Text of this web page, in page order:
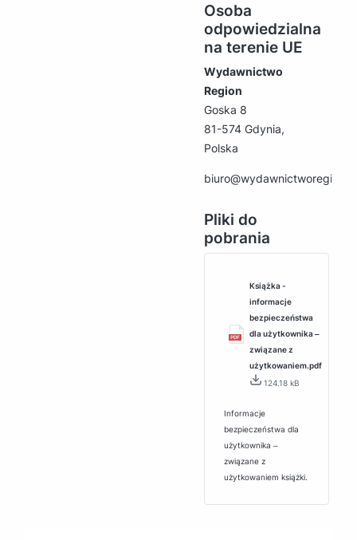
Osoba
odpowiedzialna
na terenie UE
Wydawnictwo
Region
Goska 8
81-574 Gdynia,
Polska
biuro@wydawnictworegion.pl
Pliki do
pobrania
Książka -
informacje
bezpieczeństwa
dla użytkownika ‒
związane z
użytkowaniem.pdf
124.18 kB
Informacje
bezpieczeństwa dla
użytkownika ‒
związane z
użytkowaniem książki.